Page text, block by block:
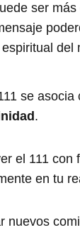
ser
se
.
el 111
en tu
nuevos